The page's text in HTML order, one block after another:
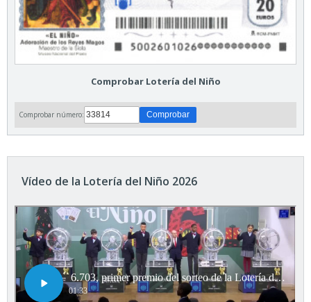
Comprobar Lotería del Niño
Comprobar número:
Vídeo de la Lotería del Niño 2026